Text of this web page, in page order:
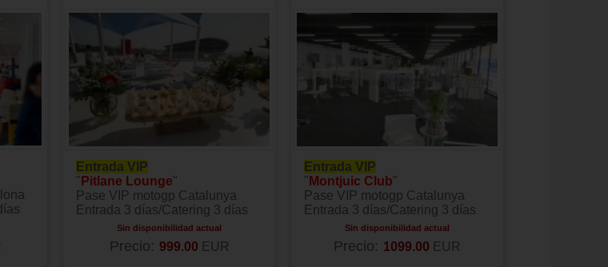
Entrada VIP
" Pitlane Lounge"
Pase VIP motogp Catalunya
Entrada 3 días/Catering 3 días
Sin disponibilidad actual
Precio: 999.00 EUR
Entrada VIP
" Montjuic Club"
Pase VIP motogp Catalunya
Entrada 3 días/Catering 3 días
Sin disponibilidad actual
Precio: 1099.00 EUR